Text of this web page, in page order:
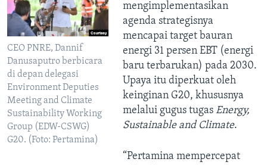
CEO PNRE, Dannif
Danusaputro berbicara
di depan delegasi
Environment Deputies
Meeting and Climate
Sustainability Working
Group (EDW-CSWG)
G20. (Foto: Pertamina)
mengimplementasikan
agenda strategisnya
mencapai target bauran
energi 31 persen EBT (energi
baru terbarukan) pada 2030.
Upaya itu diperkuat oleh
keinginan G20, khususnya
melalui gugus tugas Energy,
Sustainable and Climate.
“Pertamina mempercepat